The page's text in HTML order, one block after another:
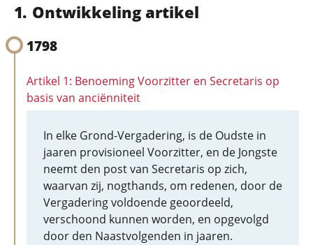
Ontwikkeling artikel
1798
Artikel 1: Benoeming Voorzitter en Secretaris op
basis van anciënniteit
In elke Grond-Vergadering, is de Oudste in
jaaren provisioneel Voorzitter, en de Jongste
neemt den post van Secretaris op zich,
waarvan zij, nogthands, om redenen, door de
Vergadering voldoende geoordeeld,
verschoond kunnen worden, en opgevolgd
door den Naastvolgenden in jaaren.